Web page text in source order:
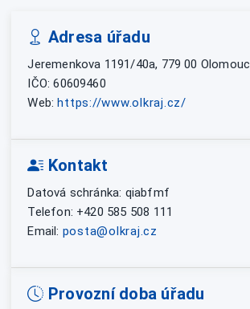
Adresa úřadu
Jeremenkova 1191/40a, 779 00 Olomouc
IČO: 60609460
Web: https://www.olkraj.cz/
Kontakt
Datová schránka: qiabfmf
Telefon: +420 585 508 111
Email: posta@olkraj.cz
Provozní doba úřadu